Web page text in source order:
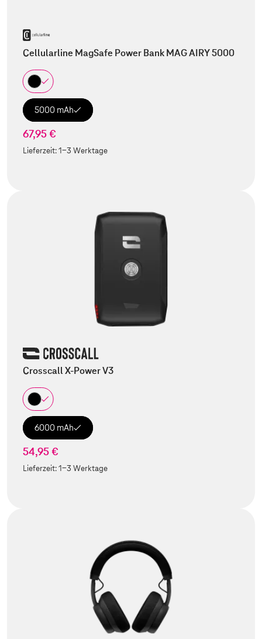
Cellularline MagSafe Power Bank MAG AIRY 5000
5000 mAh
67,95 €
Lieferzeit:1-3 Werktage
Crosscall X-Power V3
6000 mAh
54,95 €
Lieferzeit:1-3 Werktage